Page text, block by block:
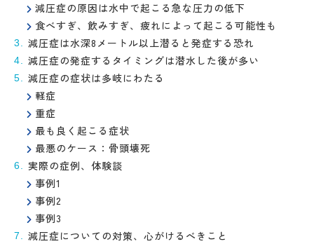
減圧症の原因は水中で起こる急な圧力の低下
食べすぎ、飲みすぎ、疲れによって起こる可能性も
減圧症は水深8メートル以上潜ると発症する恐れ
減圧症の発症するタイミングは潜水した後が多い
減圧症の症状は多岐にわたる
軽症
重症
最も良く起こる症状
最悪のケース：骨頭壊死
実際の症例、体験談
事例1
事例2
事例3
減圧症についての対策、心がけるべきこと